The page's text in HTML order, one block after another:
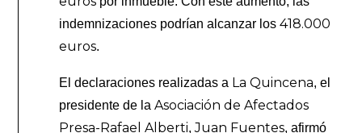
indemnizaciones podrían alcanzar los 418.000
euros.
El declaraciones realizadas a La Quincena, el
presidente de la Asociación de Afectados
Presa-Rafael Alberti,Juan Fuentes, afirmó